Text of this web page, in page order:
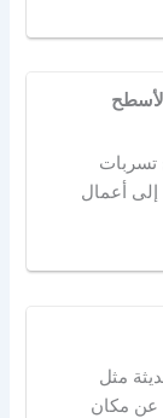
إلى أعمال
مثل
عن مكان